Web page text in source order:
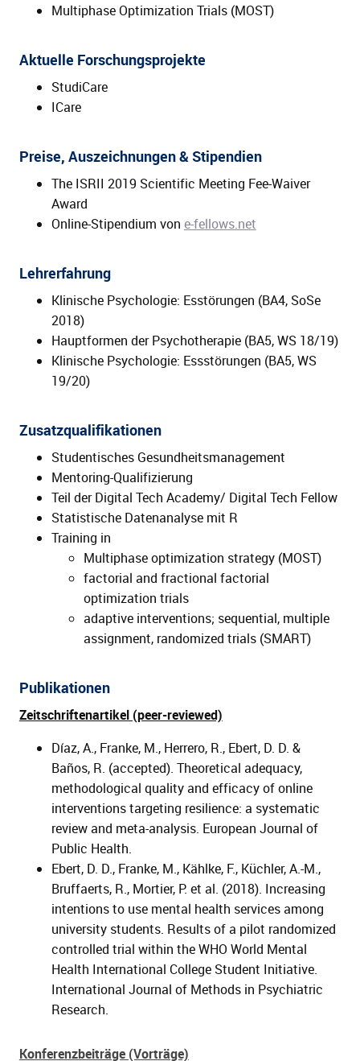
Multiphase Optimization Trials (MOST)
Aktuelle Forschungsprojekte
StudiCare
ICare
Preise, Auszeichnungen & Stipendien
The ISRII 2019 Scientific Meeting Fee-Waiver
Award
Online-Stipendium von e-fellows.net
Lehrerfahrung
Klinische Psychologie: Esstörungen (BA4, SoSe
2018)
Hauptformen der Psychotherapie (BA5, WS 18/19)
Klinische Psychologie: Essstörungen (BA5, WS
19/20)
Zusatzqualifikationen
Studentisches Gesundheitsmanagement
Mentoring-Qualifizierung
Teil der Digital Tech Academy/ Digital Tech Fellow
Statistische Datenanalyse mit R
Training in
Multiphase optimization strategy (MOST)
factorial and fractional factorial
optimization trials
adaptive interventions; sequential, multiple
assignment, randomized trials (SMART)
Publikationen
Zeitschriftenartikel (peer-reviewed)
Díaz, A., Franke, M., Herrero, R., Ebert, D. D. &
Baños, R. (accepted). Theoretical adequacy,
methodological quality and efficacy of online
interventions targeting resilience: a systematic
review and meta-analysis. European Journal of
Public Health.
Ebert, D. D., Franke, M., Kählke, F., Küchler, A.-M.,
Bruffaerts, R., Mortier, P. et al. (2018). Increasing
intentions to use mental health services among
university students. Results of a pilot randomized
controlled trial within the WHO World Mental
Health International College Student Initiative.
International Journal of Methods in Psychiatric
Research.
Konferenzbeiträge (Vorträge)